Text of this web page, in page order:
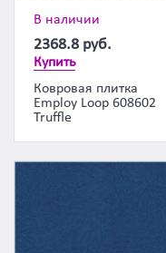
В наличии
2368.8 руб.
Купить
Ковровая плитка
Employ Loop 608602
Truffle